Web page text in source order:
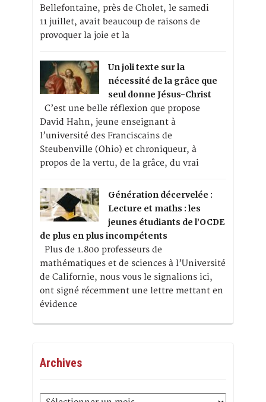
Bellefontaine, près de Cholet, le samedi
11 juillet, avait beaucoup de raisons de
provoquer la joie et la
Un joli texte sur la
nécessité de la grâce que
seul donne Jésus-Christ
C’est une belle réflexion que propose
David Hahn, jeune enseignant à
l’université des Franciscains de
Steubenville (Ohio) et chroniqueur, à
propos de la vertu, de la grâce, du vrai
Génération décervelée :
Lecture et maths : les
jeunes étudiants de l’OCDE
de plus en plus incompétents
Plus de 1.800 professeurs de
mathématiques et de sciences à l’Université
de Californie, nous vous le signalions ici,
ont signé récemment une lettre mettant en
évidence
Archives